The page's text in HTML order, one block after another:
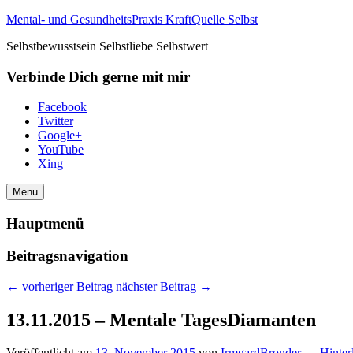
Mental- und GesundheitsPraxis KraftQuelle Selbst
Selbstbewusstsein Selbstliebe Selbstwert
Verbinde Dich gerne mit mir
Facebook
Twitter
Google+
YouTube
Xing
Menu
Hauptmenü
Beitragsnavigation
← vorheriger Beitrag nächster Beitrag →
13.11.2015 – Mentale TagesDiamanten